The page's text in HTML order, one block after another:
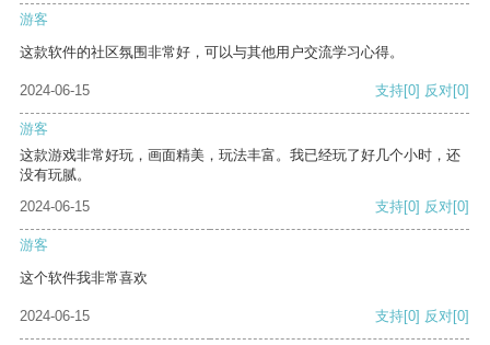
游客
这款软件的社区氛围非常好，可以与其他用户交流学习心得。
2024-06-15 支持[0] 反对[0]
游客
这款游戏非常好玩，画面精美，玩法丰富。我已经玩了好几个小时，还
没有玩腻。
2024-06-15
支持[0] 反对[0]
游客
这个软件我非常喜欢
2024-06-15 支持[0] 反对[0]